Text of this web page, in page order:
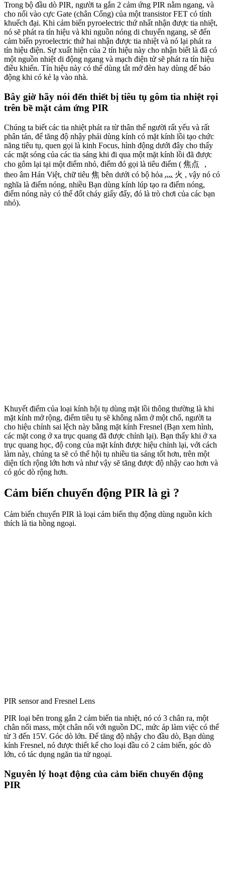
Trong bộ đầu dò PIR, người ta gắn 2 cảm ứng PIR nằm ngang, và
cho nối vào cực Gate (chân Cổng) của một transistor FET có tính
khuếch đại. Khi cảm biến pyroelectric thứ nhất nhận được tia nhiệt,
nó sẽ phát ra tín hiệu và khi nguồn nóng di chuyển ngang, sẽ đến
cảm biến pyroelectric thứ hai nhận được tia nhiệt và nó lại phát ra
tín hiệu điện. Sự xuất hiện của 2 tín hiệu này cho nhận biết là đã có
một nguồn nhiệt di động ngang và mạch điện tử sẽ phát ra tín hiệu
điều khiển. Tín hiệu này có thể dùng tắt mở đèn hay dùng để báo
động khi có kẻ lạ vào nhà.
Bây giờ hãy nói đến thiết bị tiêu tụ gôm tia nhiệt rọi
trên bề mặt cảm ứng PIR
Chúng ta biết các tia nhiệt phát ra từ thân thể người rất yếu và rất
phân tán, để tăng độ nhậy phải dùng kính có mặt kính lồi tạo chức
năng tiêu tụ, quen gọi là kinh Focus, hình động dưới đây cho thấy
các mặt sóng của các tia sáng khi đi qua một mặt kính lồi đã được
cho gôm lại tại một điểm nhỏ, điểm đó gọi là tiêu điểm ( 焦点 ，
theo âm Hán Việt, chữ tiêu 焦 bên dưới có bộ hỏa 灬 火 , vậy nó có
nghĩa là điểm nóng, nhiều Bạn dùng kính lúp tạo ra điểm nóng,
điểm nóng này có thể đốt cháy giấy đấy, đó là trò chơi của các bạn
nhỏ).
Khuyết điểm của loại kính hội tụ dùng mặt lồi thông thường là khi
mặt kính mở rộng, điểm tiêu tụ sẽ không nằm ở một chổ, người ta
cho hiệu chỉnh sai lệch này bằng mặt kính Fresnel (Bạn xem hình,
các mặt cong ở xa trục quang đã được chỉnh lại). Bạn thấy khi ở xa
trục quang học, độ cong của mặt kính được hiệu chỉnh lại, với cách
làm này, chúng ta sẽ có thể hội tụ nhiều tia sáng tốt hơn, trên một
diện tích rộng lớn hơn và như vậy sẽ tăng được độ nhậy cao hơn và
có góc dò rộng hơn.
Cảm biến chuyển động PIR là gì ?
Cảm biến chuyển PIR là loại cảm biến thụ động dùng nguồn kích
thích là tia hồng ngoại.
PIR sensor and Fresnel Lens
PIR loại bên trong gắn 2 cảm biến tia nhiệt, nó có 3 chân ra, một
chân nối mass, một chân nối với nguồn DC, mức áp làm việc có thể
từ 3 đến 15V. Góc dò lớn. Để tăng độ nhậy cho đầu dò, Bạn dùng
kính Fresnel, nó được thiết kế cho loại đầu có 2 cảm biến, góc dò
lớn, có tác dụng ngăn tia tử ngoại.
Nguyên lý hoạt động của cảm biến chuyển động
PIR